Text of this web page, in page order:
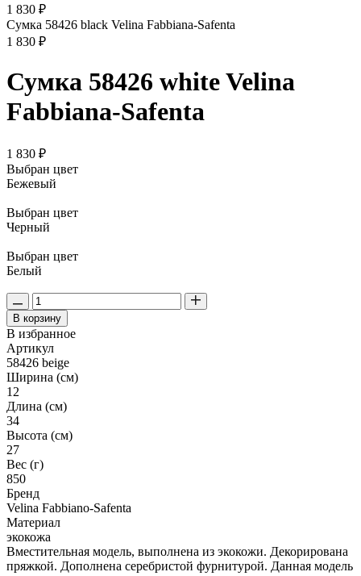
1 830 ₽
Сумка 58426 black Velina Fabbiana-Safenta
1 830 ₽
Сумка 58426 white Velina
Fabbiana-Safenta
1 830 ₽
Выбран цвет
Бежевый
Выбран цвет
Черный
Выбран цвет
Белый
В корзину
В избранное
Артикул
58426 beige
Ширина (см)
12
Длина (см)
34
Высота (см)
27
Вес (г)
850
Бренд
Velina Fabbiano-Safenta
Материал
экокожа
Вместительная модель, выполнена из экокожи. Декорирована
пряжкой. Дополнена серебристой фурнитурой. Данная модель